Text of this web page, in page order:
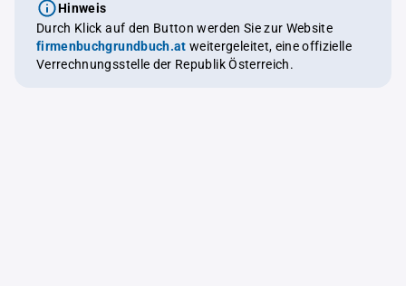
Hinweis
Durch Klick auf den Button werden Sie zur Website
firmenbuchgrundbuch.at weitergeleitet, eine offizielle
Verrechnungsstelle der Republik Österreich.